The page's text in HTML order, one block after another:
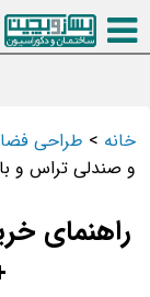
خانه>طراحی
و صندلی تراس و
راهنمای